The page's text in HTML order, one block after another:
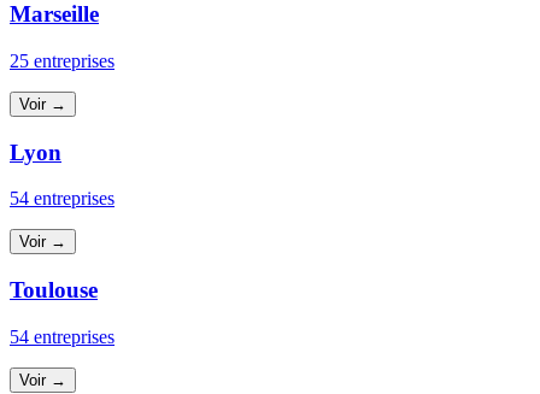
Marseille
25 entreprises
Voir →
Lyon
54 entreprises
Voir →
Toulouse
54 entreprises
Voir →